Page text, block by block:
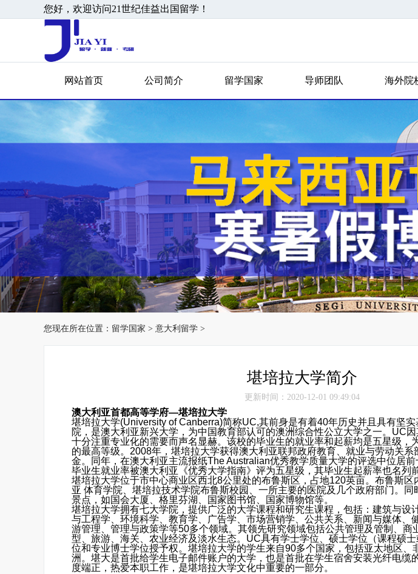
您好，欢迎访问21世纪佳益出国留学！
网站首页 公司简介 留学国家 导师团队 海外院
您现在所在位置： 留学国家 > 意大利留学 >
堪培拉大学简介
更新时间：2020-12-01 09:49:04
澳大利亚首都高等学府—堪培拉大学
堪培拉大学(University of Canberra)简称UC,其前身是有着40年历史并且具有坚
院，是澳大利亚新兴大学，为中国教育部认可的澳洲综合性公立大学之一。UC
十分注重专业化的需要而声名显赫。该校的毕业生的就业率和起薪均是五星级，
的最高等级。2008年，堪培拉大学获得澳大利亚联邦政府教育、就业与劳动关系
金。同年，在澳大利亚主流报纸The Australian优秀教学质量大学的评选中位居
毕业生就业率被澳大利亚《优秀大学指南》评为五星级，其毕业生起薪率也名列
堪培拉大学位于市中心商业区西北8公里处的布鲁斯区，占地120英亩。布鲁斯区
亚 体育学院、堪培拉技术学院布鲁斯校园、一所主要的医院及几个政府部门。同
景点，如国会大厦、格里芬湖、国家图书馆、国家博物馆等。
堪培拉大学拥有七大学院，提供广泛的大学课程和研究生课程，包括：建筑与设
与工程学、环境科学、教育学、广告学、市场营销学、公共关系、新闻与媒体、
游管理、管理与政策学等50多个领域。其领先研究领域包括公共管理及管制、商
型、旅游、海关、农业经济及淡水生态。UC具有学士学位、硕士学位（课程硕
位和专业博士学位授予权。堪培拉大学的学生来自90多个国家，包括亚太地区、
洲。堪大是首批给学生电子邮件账户的大学，也是首批在学生宿舍安装光纤电缆
度端正，热爱本职工作，是堪培拉大学文化中重要的一部分。